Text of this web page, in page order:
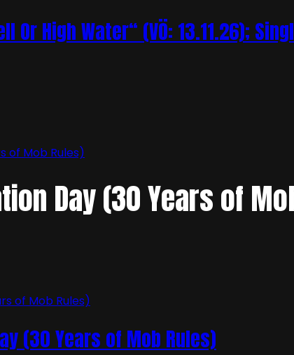
Or High Water“ (VÖ: 13.11.26);
of Mob Rules)
Day (30 Years of
(30 Years of Mob Rules)